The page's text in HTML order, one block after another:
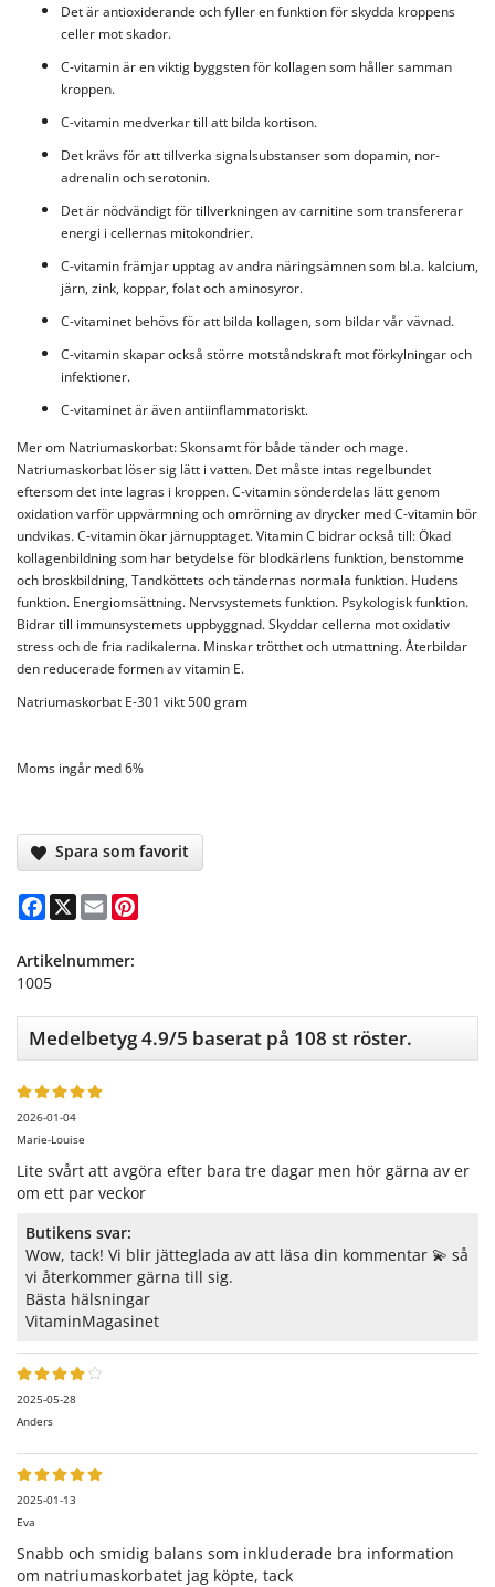
Det är antioxiderande och fyller en funktion för skydda kroppens
celler mot skador.
C-vitamin är en viktig byggsten för kollagen som håller samman
kroppen.
C-vitamin medverkar till att bilda kortison.
Det krävs för att tillverka signalsubstanser som dopamin, nor-
adrenalin och serotonin.
Det är nödvändigt för tillverkningen av carnitine som transfererar
energi i cellernas mitokondrier.
C-vitamin främjar upptag av andra näringsämnen som bl.a. kalcium,
järn, zink, koppar, folat och aminosyror.
C-vitaminet behövs för att bilda kollagen, som bildar vår vävnad.
C-vitamin skapar också större motståndskraft mot förkylningar och
infektioner.
C-vitaminet är även antiinflammatoriskt.
Mer om Natriumaskorbat: Skonsamt för både tänder och mage.
Natriumaskorbat löser sig lätt i vatten. Det måste intas regelbundet
eftersom det inte lagras i kroppen. C-vitamin sönderdelas lätt genom
oxidation varför uppvärmning och omrörning av drycker med C-vitamin bör
undvikas. C-vitamin ökar järnupptaget. Vitamin C bidrar också till: Ökad
kollagenbildning som har betydelse för blodkärlens funktion, benstomme
och broskbildning, Tandköttets och tändernas normala funktion. Hudens
funktion. Energiomsättning. Nervsystemets funktion. Psykologisk funktion.
Bidrar till immunsystemets uppbyggnad. Skyddar cellerna mot oxidativ
stress och de fria radikalerna. Minskar trötthet och utmattning. Återbildar
den reducerade formen av vitamin E.
Natriumaskorbat E-301 vikt 500 gram
Moms ingår med 6%
Spara som favorit
Facebook
X Email
Artikelnummer:
1005
Medelbetyg4.9/5 baserat på 108 st röster.
2026-01-04
Marie-Louise
Lite svårt att avgöra efter bara tre dagar men hör gärna av er
om ett par veckor
Butikens svar:
Wow, tack! Vi blir jätteglada av att läsa din kommentar 💫 så
vi återkommer gärna till sig.
Bästa hälsningar
VitaminMagasinet
2025-05-28
Anders
2025-01-13
Eva
Snabb och smidig balans som inkluderade bra information
om natriumaskorbatet jag köpte, tack